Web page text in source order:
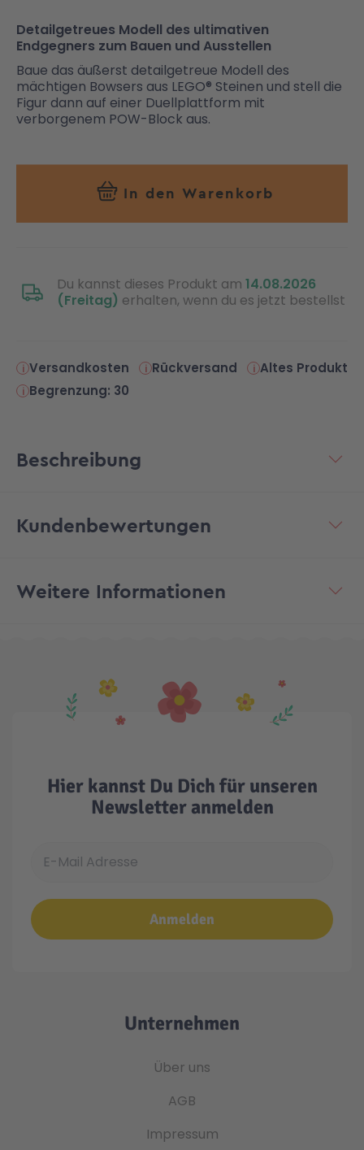
Detailgetreues Modell des ultimativen
Endgegners zum Bauen und Ausstellen
Baue das äußerst detailgetreue Modell des
mächtigen Bowsers aus LEGO® Steinen und stell die
Figur dann auf einer Duellplattform mit
verborgenem POW-Block aus.
In den Warenkorb
Du kannst dieses Produkt am 14.08.2026
(Freitag) erhalten, wenn du es jetzt bestellst
Versandkosten Rückversand
Altes Produkt
Begrenzung: 30
Beschreibung
Kundenbewertungen
Weitere Informationen
Hier kannst Du Dich für unseren
Newsletter anmelden
Anmelden
Unternehmen
Über uns
AGB
Impressum